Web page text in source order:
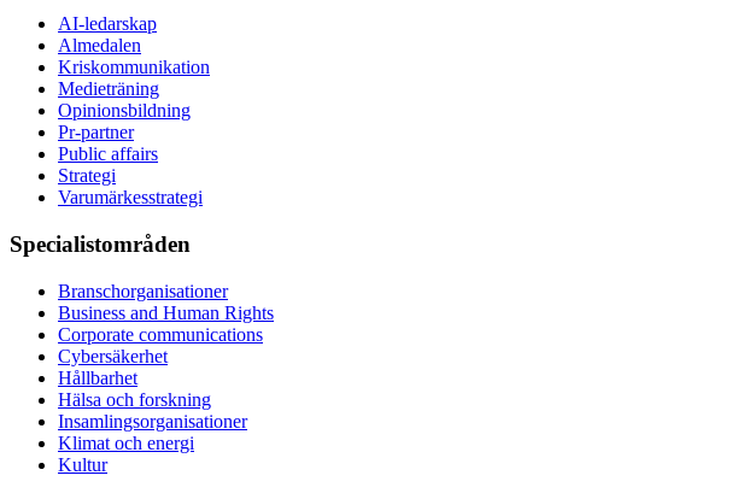
AI-ledarskap
Almedalen
Kris­kommunikation
Medieträning
Opinionsbildning
Pr-partner
Public affairs
Strategi
Varumärkesstrategi
Specialistområden
Branschorganisationer
Business and Human Rights
Corporate communications
Cybersäkerhet
Hållbarhet
Hälsa och forskning
Insamlingsorganisationer
Klimat och energi
Kultur